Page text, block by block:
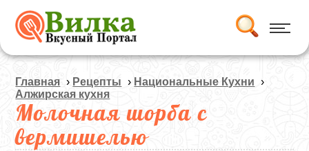
Главная › Рецепты › Национальные Кухни ›
Алжирская кухня
Молочная шорба с
вермишелью